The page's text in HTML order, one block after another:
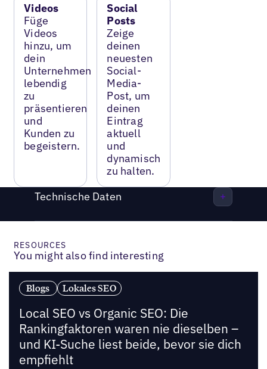
Videos
Füge
Videos
hinzu, um
dein
Unternehmen
lebendig
zu
präsentieren
und
Kunden zu
begeistern.
Social
Posts
Zeige
deinen
neuesten
Social-
Media-
Post, um
deinen
Eintrag
aktuell
und
dynamisch
zu halten.
Technische Daten
RESOURCES
You might also find interesting
Blogs Lokales SEO
Local SEO vs Organic SEO: Die
Rankingfaktoren waren nie dieselben –
und KI-Suche liest beide, bevor sie dich
empfiehlt